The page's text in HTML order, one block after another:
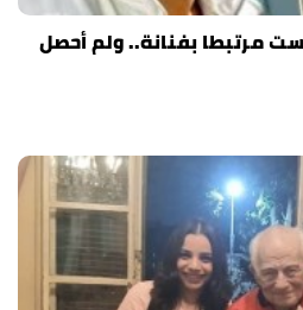
مرتبطا بفنانة.. ولم أحصل